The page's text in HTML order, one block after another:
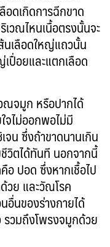
อดเกิดการฉีกขาด
เวณไหนเนื้อตรงนั้นจะ
นเลือดใหญ่แถวนั้น
ปื่อยและแตกเลือด
จมูก หรือปากได้
จไม่ออกพอไม่มี
จน ซึ่งถ้าขาดนานเกิน
วิตได้ทันที นอกจากนี้
ปอด ซึ่งหากเชื้อไป
วย และวัณโรค
นของร่างกายได้
รวมถึงโพรงจมูกด้วย